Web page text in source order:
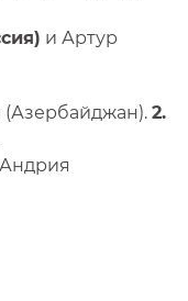
и Артур
(Азербайджан). 2.